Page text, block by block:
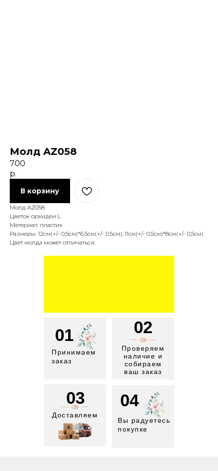
Молд AZ058
700
р.
В корзину
Молд AZ058
Цветок орхидеи L
Материал: пластик
Размеры: 12см(+/- 0,5см)*6,5см(+/- 0,5см); 11см(+/- 0,5см)*8см(+/- 0,5см)
Цвет молда может отличаться.
01
Принимаем
заказ
02
Проверяем
наличие и
собираем
ваш заказ
03
Доставляем
04
Вы радуетесь
покупке